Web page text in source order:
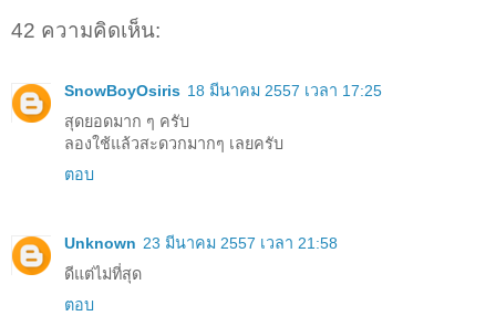
42 ความคิดเห็น:
SnowBoyOsiris 18 มีนาคม 2557 เวลา 17:25
สุดยอดมาก ๆ ครับ
ลองใช้แล้วสะดวกมากๆ เลยครับ
ตอบ
Unknown 23 มีนาคม 2557 เวลา 21:58
ดีแต่ไม่ที่สุด
ตอบ